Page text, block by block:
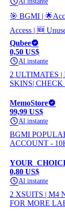
🎯 BGMI |
Access | 🆕
Qubee
0,50 US$
Al instante
2 ULTIMATES
SKINS| CHECK
MemoStore
99,99 US$
Al instante
BGMI
ACCOUNT -
0,80 US$
Al instante
2 XSUITS | M4
FOR MORE